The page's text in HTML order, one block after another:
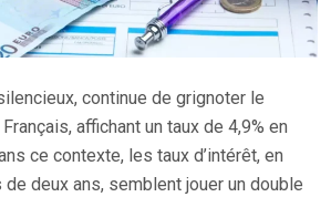
continue de grignoter le
affichant un taux de 4,9% en
ce contexte, les taux d’intérêt, en
deux ans, semblent jouer un double